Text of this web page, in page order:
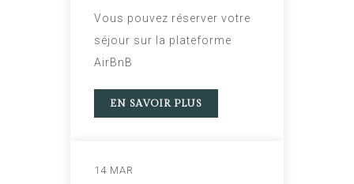
Vous pouvez réserver votre
séjour sur la plateforme
AirBnB
EN SAVOIR PLUS
14 MAR